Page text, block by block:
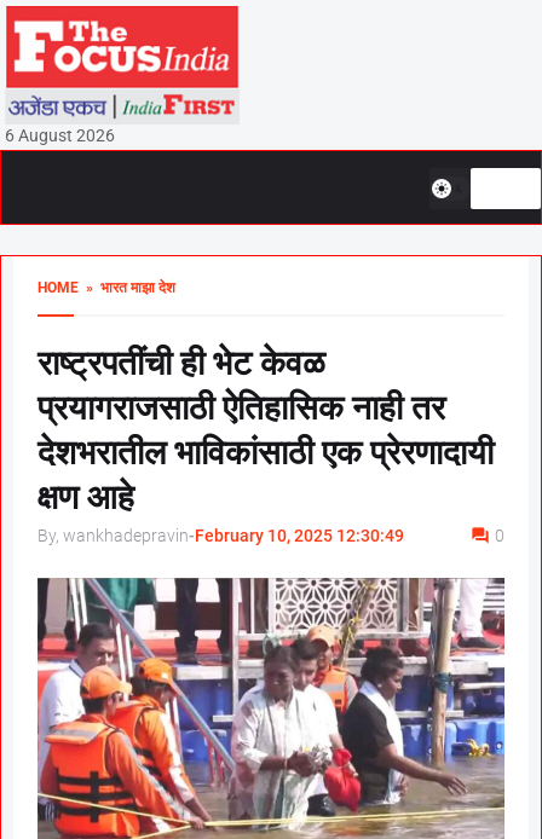
6 August 2026
HOME » भारत माझा देश
राष्ट्रपतींची ही भेट केवळ
प्रयागराजसाठी ऐतिहासिक नाही तर
देशभरातील भाविकांसाठी एक प्रेरणादायी
क्षण आहे
By, wankhadepravin-February 10, 2025 12:30:49 0